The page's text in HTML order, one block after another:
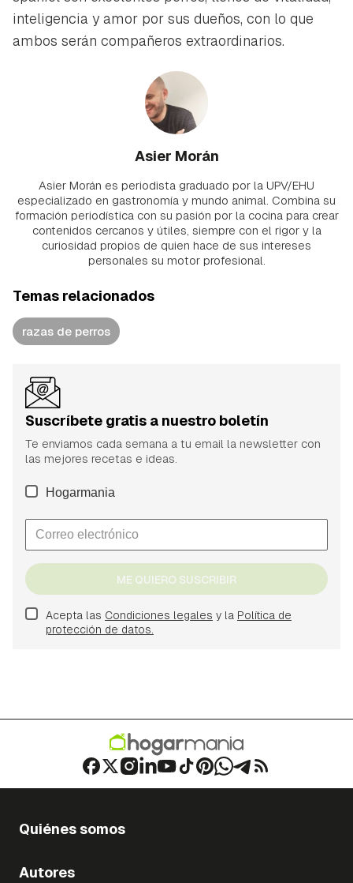
inteligencia y amor por sus dueños, con lo que
ambos serán compañeros extraordinarios.
Asier Morán
Asier Morán es periodista graduado por la UPV/EHU
especializado en gastronomía y mundo animal. Combina su
formación periodística con su pasión por la cocina para crear
contenidos cercanos y útiles, siempre con el rigor y la
curiosidad propios de quien hace de sus intereses
personales su motor profesional.
Temas relacionados
razas de perros
Suscríbete gratis a nuestro boletín
Te enviamos cada semana a tu email la newsletter con
las mejores recetas e ideas.
Hogarmania
ME QUIERO SUSCRIBIR
Acepta las Condiciones legales y la Política de
protección de datos.
Quiénes somos
Autores